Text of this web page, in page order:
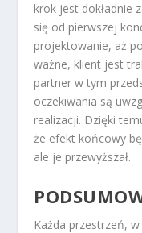
krok jest dokładnie
się od pierwszej
projektowanie, aż
ważne, klient jest
partner w tym
oczekiwania są
realizacji. Dzięki
że efekt końcowy
ale je przewyższał.
Każda przestrzeń,